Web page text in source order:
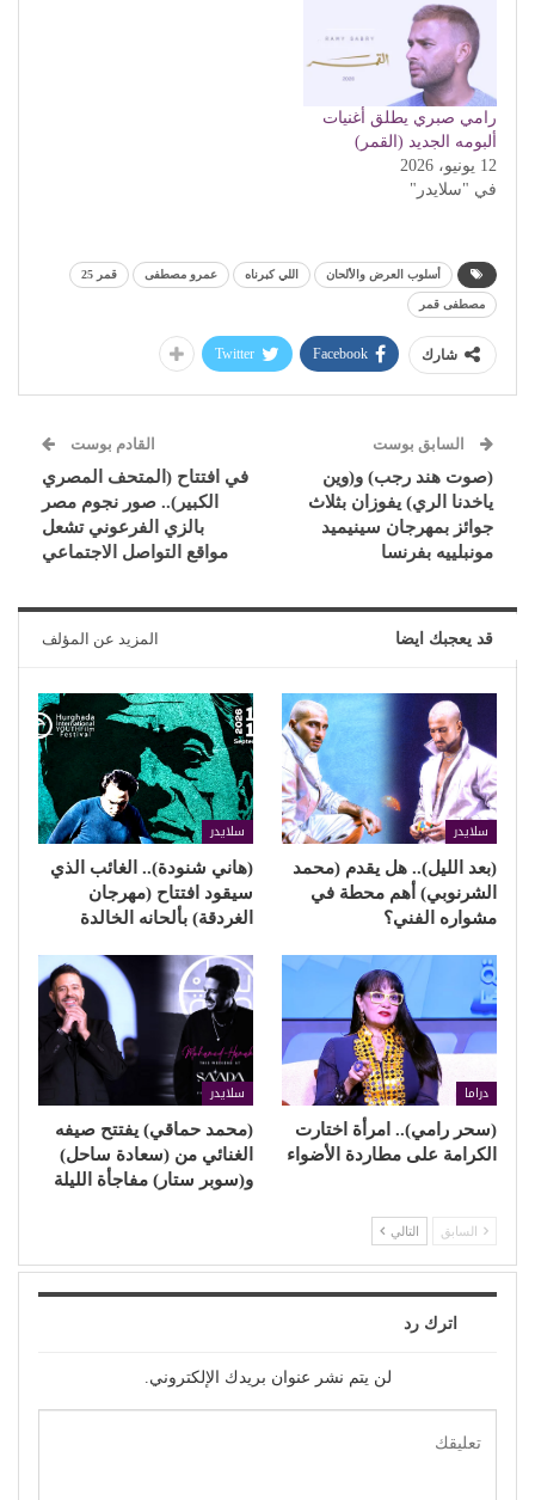
رامي صبري يطلق أغنيات
ألبومه الجديد (القمر)
12 يونيو، 2026
في "سلايدر"
أسلوب العرض والألحان اللي كبرناه عمرو مصطفى قمر 25
مصطفى قمر
شارك Facebook
Twitter
السابق بوست
(صوت هند رجب) و(وين
ياخدنا الري) يفوزان بثلاث
جوائز بمهرجان سينيميد
مونبلييه بفرنسا
القادم بوست
في افتتاح (المتحف المصري
الكبير).. صور نجوم مصر
بالزي الفرعوني تشعل
مواقع التواصل الاجتماعي
قد يعجبك ايضا المزيد عن المؤلف
سلايدر
(بعد الليل).. هل يقدم (محمد
الشرنوبي) أهم محطة في
مشواره الفني؟
سلايدر
(هاني شنودة).. الغائب الذي
سيقود افتتاح (مهرجان
الغردقة) بألحانه الخالدة
دراما
(سحر رامي).. امرأة اختارت
الكرامة على مطاردة الأضواء
سلايدر
(محمد حماقي) يفتتح صيفه
الغنائي من (سعادة ساحل)
و(سوبر ستار) مفاجأة الليلة
السابق التالي
اترك رد
لن يتم نشر عنوان بريدك الإلكتروني.